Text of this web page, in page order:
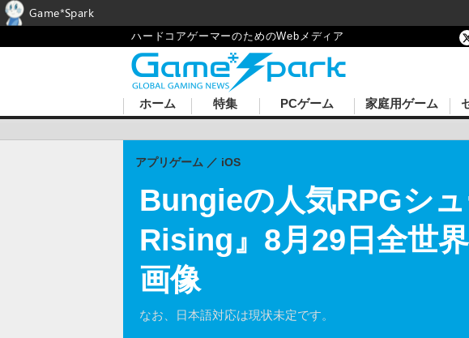
ハードコアゲーマーのためのWebメディア
ホーム 特集 PCゲーム 家庭用ゲーム
Bungieの人気RPGシ
Rising』8月29日全世
画像
なお、日本語対応は現状未定です。
アプリゲーム iOS
Game*Spark